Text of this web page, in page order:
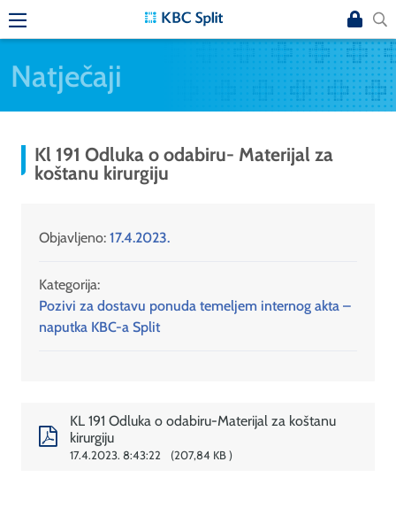
Natječaji
Kl 191 Odluka o odabiru- Materijal za
koštanu kirurgiju
Objavljeno: 17.4.2023.
Kategorija:
Pozivi za dostavu ponuda temeljem internog akta –
naputka KBC-a Split
KL 191 Odluka o odabiru-Materijal za koštanu
kirurgiju
17.4.2023. 8:43:22 207,84 KB